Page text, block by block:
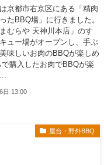
京都市右京区にある「精肉
たBBQ場」に行きました。
むらや 天神川本店」のす
ュー場がオープンし、手ぶ
味しいお肉のBBQが楽しめ
購入したお肉でBBQが楽
日 13:00
屋台・野外BBQ